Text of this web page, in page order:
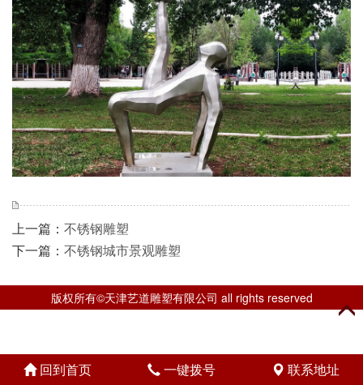
上一篇： 不锈钢雕塑
下一篇： 不锈钢城市景观雕塑
版权所有©天津艺道雕塑有限公司 all rights reserved
回到首页 一键拨号 联系地址